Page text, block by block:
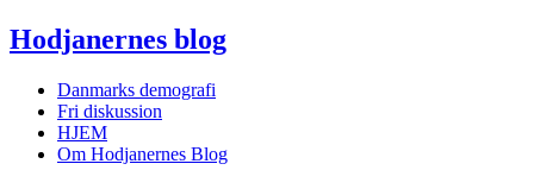
Hodjanernes blog
Danmarks demografi
Fri diskussion
HJEM
Om Hodjanernes Blog